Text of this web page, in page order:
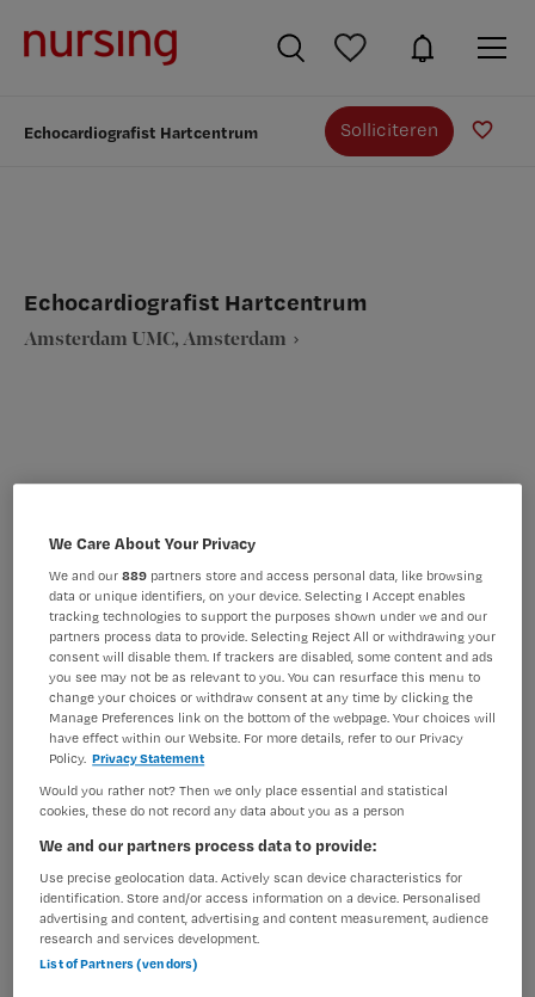
Echocardiografist Hartcentrum Solliciteren
Echocardiografist Hartcentrum
Amsterdam UMC, Amsterdam
Ziekenhuis Niet nader bepaald
PLAATSINGSDATUM
20 augustus 2025
NIVEAU
Overig
ERVARING
Niet nader bepaald
DIENSTVERBAND
Fulltime
Vacature niet beschikbaar
Deze vacature Echocardiografist Hartcentrum bij
Amsterdam UMC is niet meer actueel. Hieronder staan
enkele vergelijkbare vacatures die voor u wellicht
interessant zijn.
We Care About Your Privacy
We and our889 partners store and access personal data, like browsing
data or unique identifiers, on your device. Selecting I Accept enables
tracking technologies to support the purposes shown under we and our
partners process data to provide. Selecting Reject All or withdrawing your
consent will disable them. If trackers are disabled, some content and ads
you see may not be as relevant to you. You can resurface this menu to
change your choices or withdraw consent at any time by clicking the
Manage Preferences link on the bottom of the webpage. Your choices will
have effect within our Website. For more details, refer to our Privacy
Policy. Privacy Statement
Would you rather not? Then we only place essential and statistical
cookies, these do not record any data about you as a person
We and our partners process data to provide:
Use precise geolocation data. Actively scan device characteristics for
identification. Store and/or access information on a device. Personalised
advertising and content, advertising and content measurement, audience
research and services development.
List of Partners (vendors)